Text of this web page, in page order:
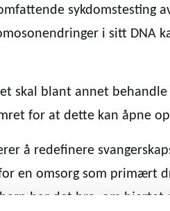
sykdomstesting
i sitt DNA
skal blant annet behandle
for at dette kan åpne
å redefinere
en omsorg som primært
har det bra, om hjertet